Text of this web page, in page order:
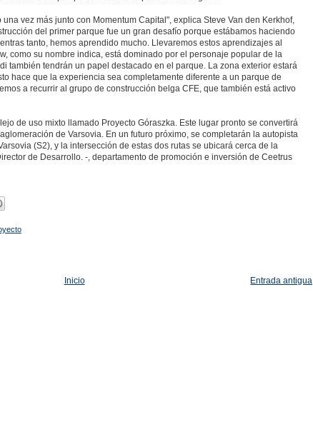
vez más junto con Momentum Capital", explica Steve Van den Kerkhof,
del primer parque fue un gran desafío porque estábamos haciendo
tanto, hemos aprendido mucho. Llevaremos estos aprendizajes al
como su nombre indica, está dominado por el personaje popular de la
también tendrán un papel destacado en el parque. La zona exterior estará
hace que la experiencia sea completamente diferente a un parque de
a recurrir al grupo de construcción belga CFE, que también está activo
de uso mixto llamado Proyecto Góraszka. Este lugar pronto se convertirá
de Varsovia. En un futuro próximo, se completarán la autopista
(S2), y la intersección de estas dos rutas se ubicará cerca de la
de Desarrollo. -, departamento de promoción e inversión de Ceetrus
Entrada antigua
Inicio